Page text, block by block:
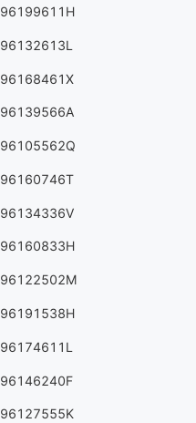
96199611H
96132613L
96168461X
96139566A
96105562Q
96160746T
96134336V
96160833H
96122502M
96191538H
96174611L
96146240F
96127555K